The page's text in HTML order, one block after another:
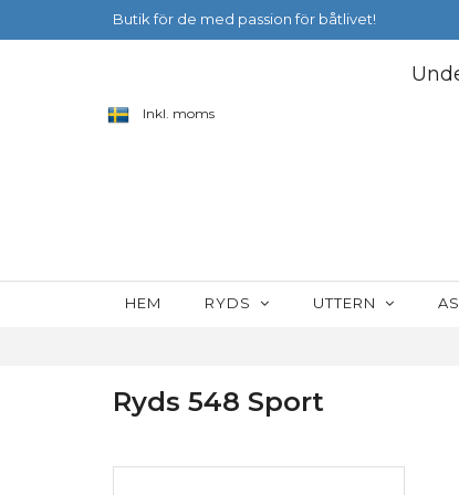
Butik för de med passion för båtlivet!
Inkl. moms
HEM RYDS UTTERN
Ryds 548 Sport